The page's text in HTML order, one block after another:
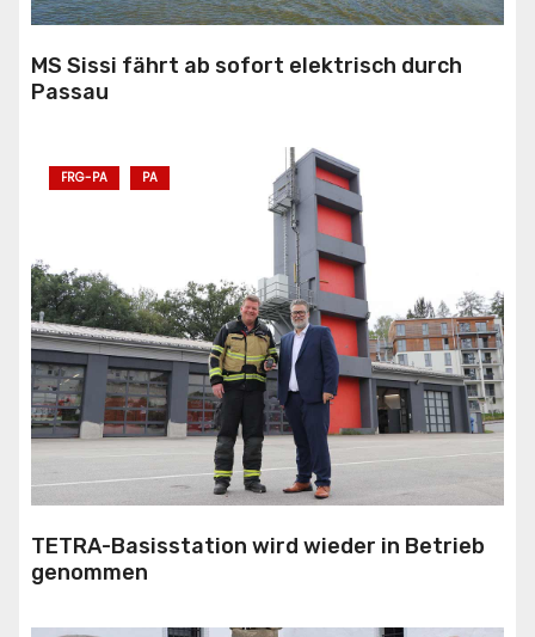
MS Sissi fährt ab sofort elektrisch durch
Passau
FRG-PA PA
TETRA-Basisstation wird wieder in Betrieb
genommen